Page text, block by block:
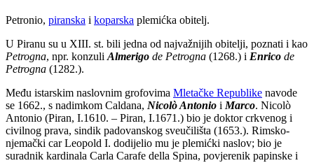
Petronio, piranska i koparska plemićka obitelj.
U Piranu su u XIII. st. bili jedna od najvažnijih obitelji, poznati i kao
Petrogna, npr. konzuli Almerigo de Petrogna (1268.) i Enrico de
Petrogna (1282.).
Među istarskim naslovnim grofovima Mletačke Republike navode
se 1662., s nadimkom Caldana, Nicolò Antonio i Marco. Nicolò
Antonio (Piran, I.1610. – Piran, I.1671.) bio je doktor crkvenog i
civilnog prava, sindik padovanskog sveučilišta (1653.). Rimsko-
njemački car Leopold I. dodijelio mu je plemićki naslov; bio je
suradnik kardinala Carla Carafe della Spina, povjerenik papinske i